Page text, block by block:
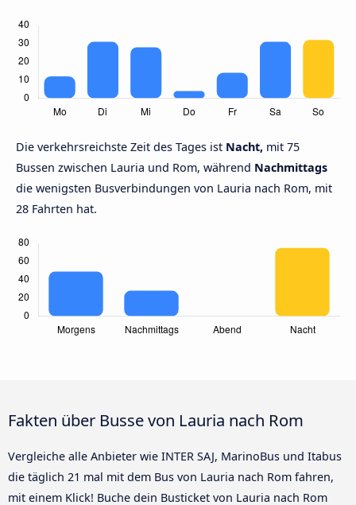
Die verkehrsreichste Zeit des Tages ist Nacht, mit 75
Bussen zwischen Lauria und Rom, während Nachmittags
die wenigsten Busverbindungen von Lauria nach Rom, mit
28 Fahrten hat.
Fakten über Busse von Lauria nach Rom
Vergleiche alle Anbieter wie INTER SAJ, MarinoBus und Itabus
die täglich 21 mal mit dem Bus von Lauria nach Rom fahren,
mit einem Klick! Buche dein Busticket von Lauria nach Rom